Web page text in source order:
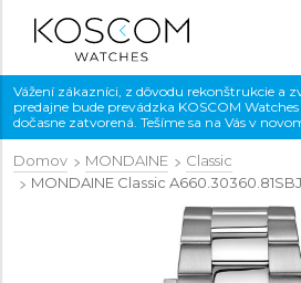
Vážení zákazníci, z dôvodu rekonštrukcie a
predajne bude prevádzka KOSCOM
dočasne zatvorená. Tešíme sa na Vás v
Domov MONDAINE
Classic
MONDAINE Classic A660.30360.81SBJ